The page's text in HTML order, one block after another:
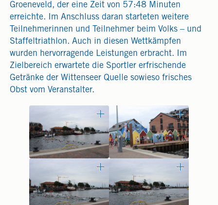
Groeneveld, der eine Zeit von 57:48 Minuten
erreichte. Im Anschluss daran starteten weitere
Teilnehmerinnen und Teilnehmer beim Volks – und
Staffeltriathlon. Auch in diesen Wettkämpfen
wurden hervorragende Leistungen erbracht. Im
Zielbereich erwartete die Sportler erfrischende
Getränke der Wittenseer Quelle sowieso frisches
Obst vom Veranstalter.